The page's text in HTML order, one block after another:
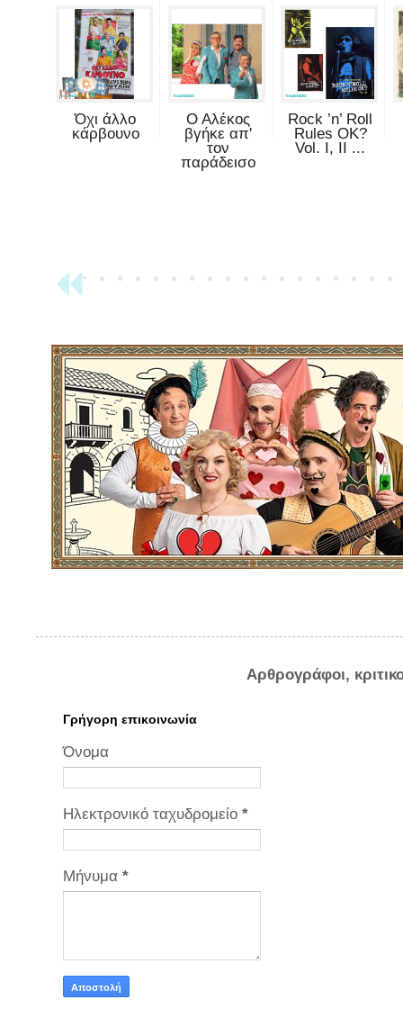
Όχι άλλο
κάρβουνο
Ο Αλέκος
βγήκε απ'
τον
παράδεισο
Rock ’n’ Roll
Rules OK?
Vol. I, II ...
Αρθρογράφοι,
Γρήγορη επικοινωνία
Όνομα
Ηλεκτρονικό ταχυδρομείο *
Μήνυμα *